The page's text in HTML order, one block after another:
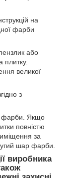
на
фарби
або
плитку.
великої
з
фарби. Якщо
повністю
за
шар фарби.
виробника